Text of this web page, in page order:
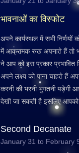
भावनाओं का विस्फोट
अपने कार्यस्थल में सभी निर्णयों
में आक्रामक रुख अपनाते हैं तो
ने आप को इस प्रकार प्रभावित
अपने लक्ष्य को पाना चाहते हैं
करनी की भरनी भुगतनी पड़ेगी
देखी जा सकती है इसलिए
Second Decanate
January 31 to February